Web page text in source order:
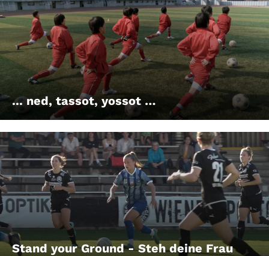
... ned, tassot, yossot …
Stand your Ground - Steh deine Frau